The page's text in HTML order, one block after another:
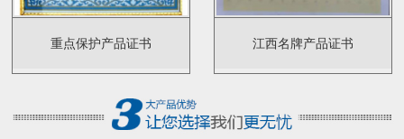
重点保护产品证书 江西名牌产品证书